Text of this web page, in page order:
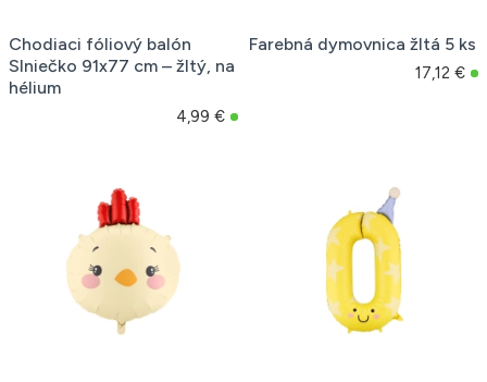
Chodiaci fóliový balón
Slniečko 91x77 cm – žltý, na
hélium
4,99 €
Farebná dymovnica žltá 5 ks
17,12 €